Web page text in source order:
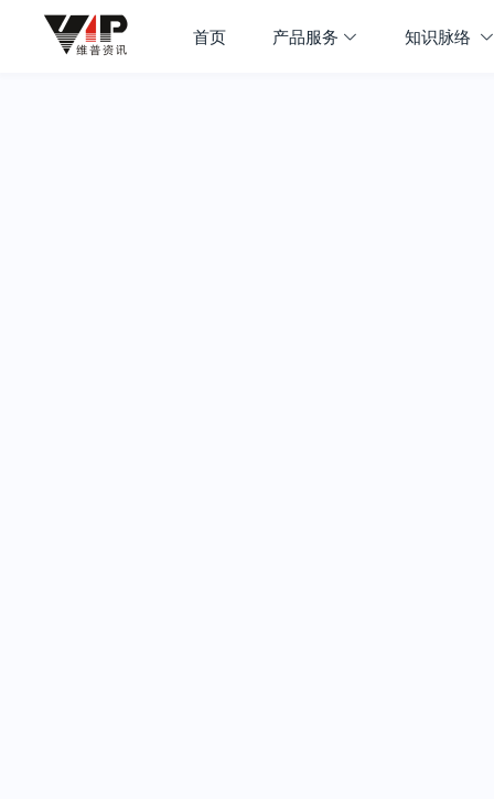
首页 产品服务 知识脉络